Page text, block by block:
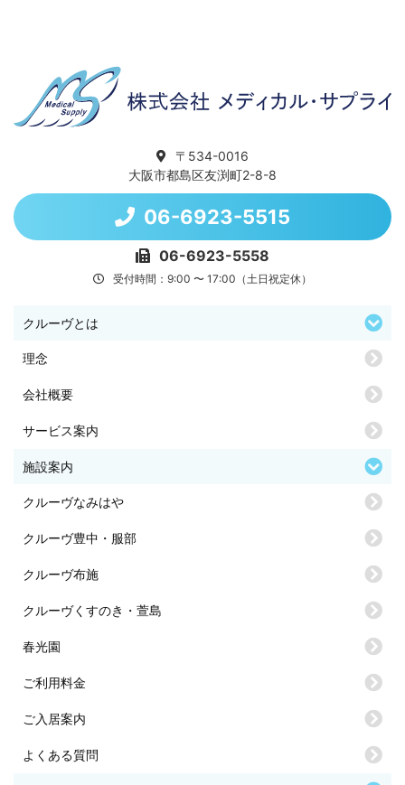
〒534-0016
大阪市都島区友渕町2-8-8
06-6923-5515
06-6923-5558
受付時間：9:00 〜 17:00（土日祝定休）
クルーヴとは
理念
会社概要
サービス案内
施設案内
クルーヴなみはや
クルーヴ豊中・服部
クルーヴ布施
クルーヴくすのき・萱島
春光園
ご利用料金
ご入居案内
よくある質問